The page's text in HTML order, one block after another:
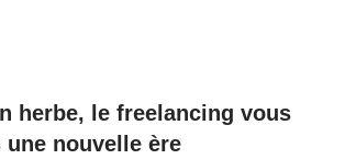
herbe, le freelancing vous
nouvelle ère